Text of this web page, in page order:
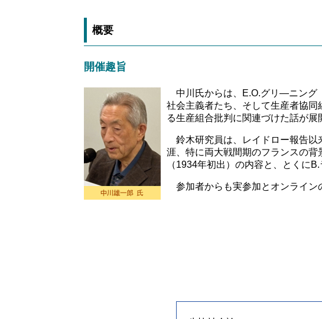
概要
開催趣旨
中川氏からは、E.O.グリ―ニング
社会主義者たち、そして生産者協
る生産組合批判に関連づけた話が展
鈴木研究員は、レイドロー報告以
涯、特に両大戦間期のフランスの背
（1934年初出）の内容と、とくに
参加者からも実参加とオンライン